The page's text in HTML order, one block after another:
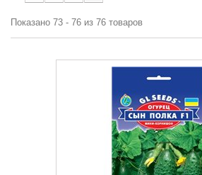
Показано 73 - 76 из 76 товаров